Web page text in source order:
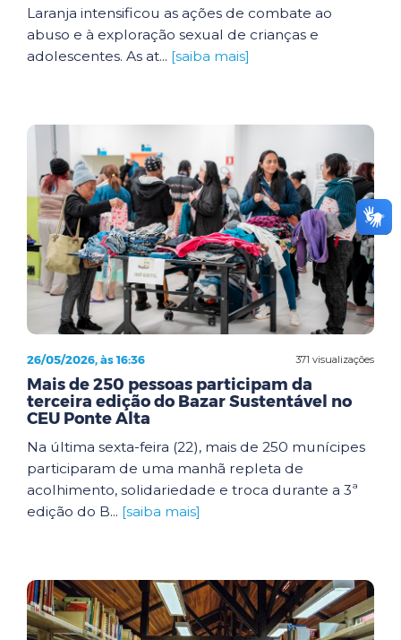
Laranja intensificou as ações de combate ao
abuso e à exploração sexual de crianças e
adolescentes. As at... [saiba mais]
371 visualizações
26/05/2026, às 16:36
Mais de 250 pessoas participam da
terceira edição do Bazar Sustentável no
CEU Ponte Alta
Na última sexta-feira (22), mais de 250 munícipes
participaram de uma manhã repleta de
acolhimento, solidariedade e troca durante a 3ª
edição do B... [saiba mais]